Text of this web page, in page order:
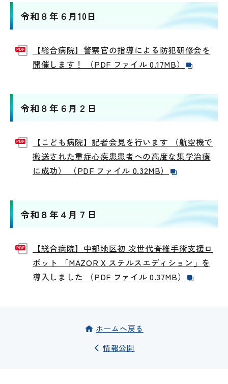
令和８年６月10日
【総合病院】警察官の指導による防犯研修会を
開催します！ （PDF ファイル 0.17MB）
令和８年６月２日
【こども病院】記者会見を行います （航空機で
搬送された重症心疾患患者への高度な集学治療
に成功） （PDF ファイル 0.32MB）
令和８年４月７日
【総合病院】中部地区初 次世代脊椎手術支援ロ
ボット 「MAZOR X ステルスエディション」を
導入しました （PDF ファイル 0.37MB）
情報公開
ホームへ戻る